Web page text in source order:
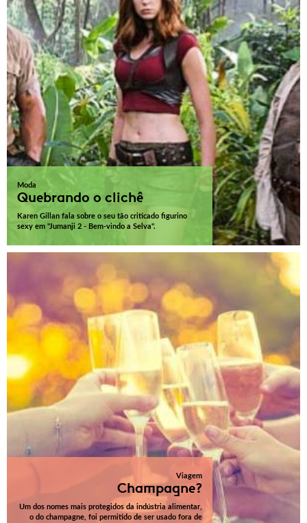
Moda
Quebrando o clichê
Karen Gillan fala sobre o seu tão criticado figurino
sexy em "Jumanji 2 - Bem-vindo a Selva".
Viagem
Champagne?
Um dos nomes mais protegidos da indústria alimentar,
o do champagne, foi permitido de ser usado fora de